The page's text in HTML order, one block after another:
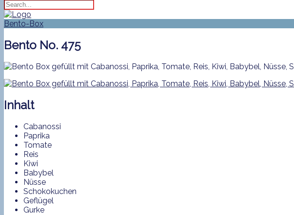
Bento-Box
Bento No. 475
Inhalt
Cabanossi
Paprika
Tomate
Reis
Kiwi
Babybel
Nüsse
Schokokuchen
Geflügel
Gurke